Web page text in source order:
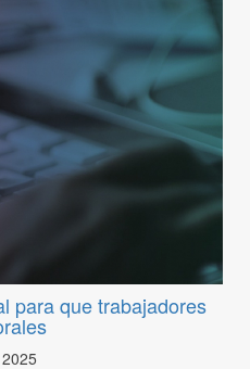
para que trabajadores